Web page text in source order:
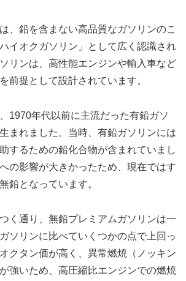
、鉛を含まない高品質なガソリンのこ
イオクガソリン」として広く認識され
リンは、高性能エンジンや輸入車など
前提として設計されています。
1970年代以前に主流だった有鉛ガソ
まれました。当時、有鉛ガソリンには
するための鉛化合物が含まれていまし
の影響が大きかったため、現在ではす
鉛となっています。
く通り、無鉛プレミアムガソリンは一
ソリンに比べていくつかの点で上回っ
クタン価が高く、異常燃焼（ノッキン
強いため、高圧縮比エンジンでの燃焼